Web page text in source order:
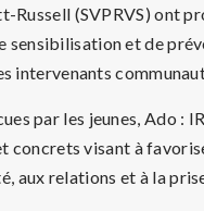
Russell (SVPRVS) ont
sensibilisation et de
intervenants
par les jeunes, Ado :
visant à
aux relations et à la